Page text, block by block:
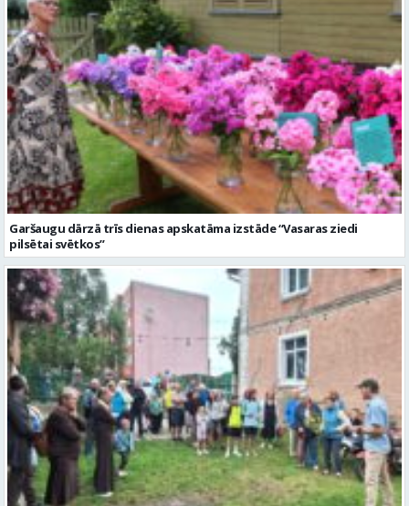
Garšaugu dārzā trīs dienas apskatāma izstāde “Vasaras ziedi
pilsētai svētkos”